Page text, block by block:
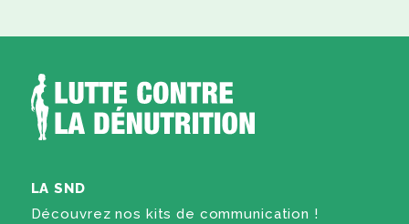
LA SND
Découvrez nos kits de communication !